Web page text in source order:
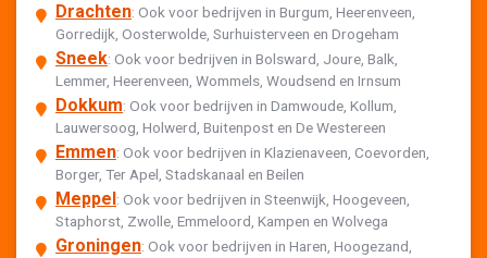
Drachten: Ook voor bedrijven in Burgum, Heerenveen,
Gorredijk, Oosterwolde, Surhuisterveen en Drogeham
Sneek: Ook voor bedrijven in Bolsward, Joure, Balk,
Lemmer, Heerenveen, Wommels, Woudsend en Irnsum
Dokkum: Ook voor bedrijven in Damwoude, Kollum,
Lauwersoog, Holwerd, Buitenpost en De Westereen
Emmen: Ook voor bedrijven in Klazienaveen, Coevorden,
Borger, Ter Apel, Stadskanaal en Beilen
Meppel : Ook voor bedrijven in Steenwijk, Hoogeveen,
Staphorst, Zwolle, Emmeloord, Kampen en Wolvega
Groningen: Ook voor bedrijven in Haren, Hoogezand,